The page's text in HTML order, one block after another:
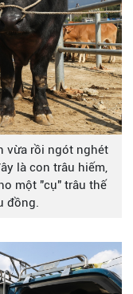
vừa rồi ngót nghét
là con trâu hiếm,
một "cụ" trâu thế
đồng.